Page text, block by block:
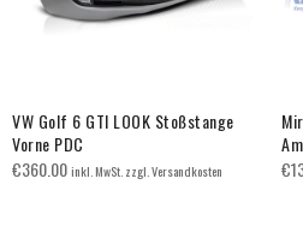
VW Golf 6 GTI LOOK Stoßstange
Vorne PDC
€360.00inkl. MwSt. zzgl. Versandkosten
€